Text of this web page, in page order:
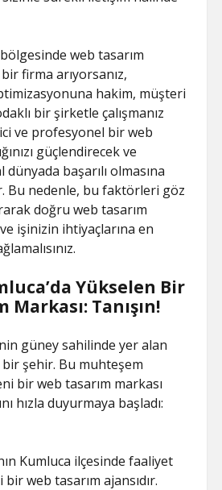
web tasarım
firma arıyorsanız,
hakim, müşteri
bir şirketle çalışmanız
ve profesyonel bir web
güçlendirecek ve
başarılı olmasına
Bu nedenle, bu faktörleri göz
doğru web tasarım
işinizin ihtiyaçlarına en
Yükselen Bir
Markası: Tanışın!
güney sahilinde yer alan
şehir. Bu muhteşem
bir web tasarım markası
hızla duyurmaya başladı:
Kumluca ilçesinde faaliyet
web tasarım ajansıdır.